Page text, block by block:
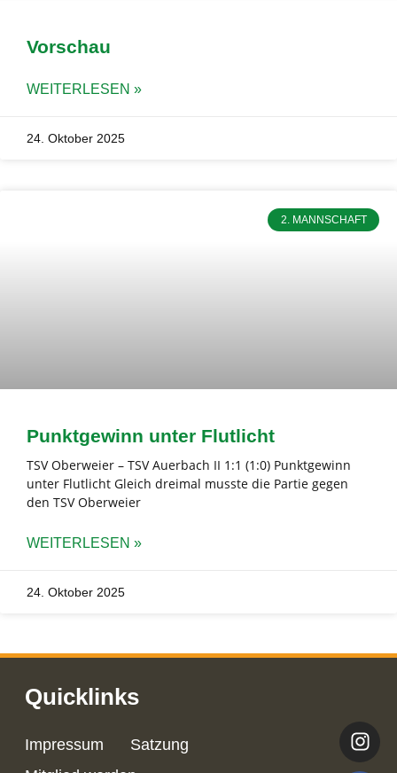
Vorschau
WEITERLESEN »
24. Oktober 2025
2. MANNSCHAFT
Punktgewinn unter Flutlicht
TSV Oberweier – TSV Auerbach II 1:1 (1:0) Punktgewinn
unter Flutlicht Gleich dreimal musste die Partie gegen
den TSV Oberweier
WEITERLESEN »
24. Oktober 2025
Quicklinks
Impressum
Satzung